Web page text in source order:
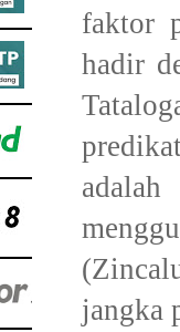
faktor
hadir
jangka